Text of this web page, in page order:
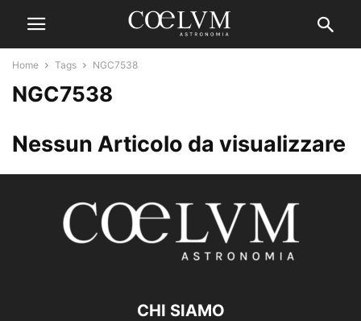
Home Tags NGC7538
NGC7538
Nessun Articolo da visualizzare
CHI SIAMO